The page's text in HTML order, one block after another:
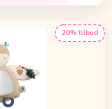
20% tilbud